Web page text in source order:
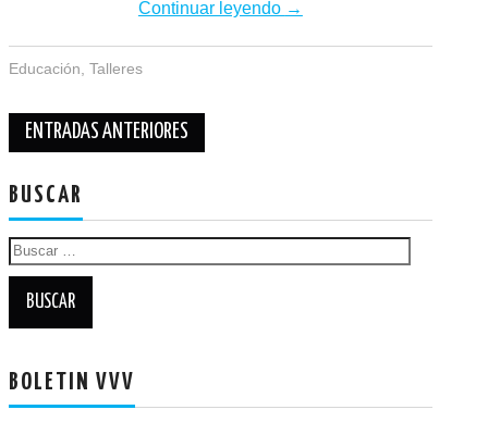
Continuar leyendo →
Educación Talleres
Navegación
de
entradas
ENTRADAS ANTERIORES
BUSCAR
BOLETIN VVV